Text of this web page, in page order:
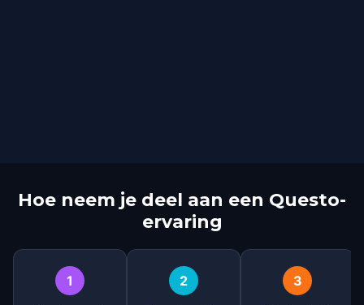
Hoe neem je deel aan een Questo-
ervaring
1 2 3